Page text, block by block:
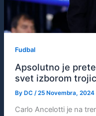
Fudbal
Apsolutno je
svet izborom
By DC /25 Novembra, 2024
Carlo Ancelotti je na